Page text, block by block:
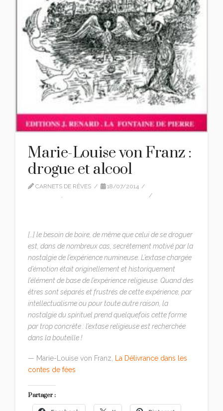
Marie-Louise von Franz :
drogue et alcool
CARNETS DE RÊVES
18/07/2014
,
[…] le besoin de boire, de même que celui de se droguer
est, dans de nombreux cas, secrètement motivé par la
nostalgie de l’expérience numineuse. L’extase chargée
d’émotion était originellement et historiquement
l’élément de base de l’expérience religieuse. Quand des
êtres sont séparés et frustrés de cette expérience, par
intellectualisme ou pour toute autre raison, la
nostalgie du spirituel prend quelquefois cette forme
par trop concrète : l’extase religieuse est recherchée
dans la bouteille !
— Marie-Louise von Franz, La Délivrance dans les
contes de fées
Partager :